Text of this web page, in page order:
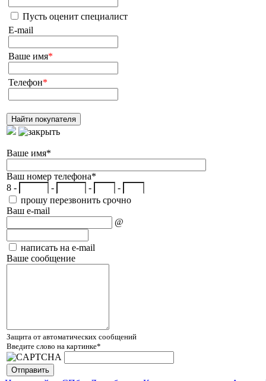
Пусть оценит специалист
E-mail
Ваше имя*
Телефон*
Ваше имя*
Ваш номер телефона*
8 -
- -
-
прошу перезвонить срочно
Ваш e-mail
@
написать на e-mail
Ваше сообщение
Защита от автоматических сообщений
Введите слово на картинке*